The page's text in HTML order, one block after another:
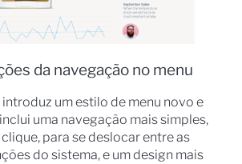
da navegação no menu
introduz um estilo de menu novo e
uma navegação mais simples,
para se deslocar entre as
do sistema, e um design mais